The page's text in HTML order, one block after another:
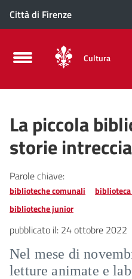
Città di Firenze
Cultura
La piccola
storie
Parole chiave:
biblioteche comunali
biblioteche junior
pubblicato il: 24 ottobre 2022
Nel mese di
letture animate e